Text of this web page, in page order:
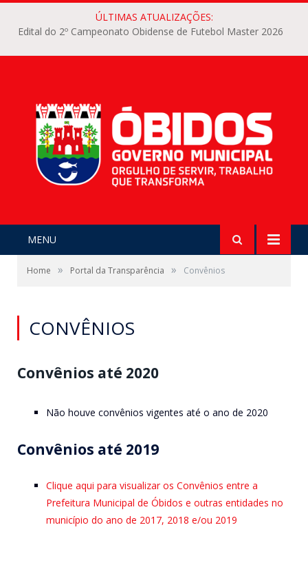
ÚLTIMAS ATUALIZAÇÕES:
Edital do 2º Campeonato Obidense de Futebol Master 2026
MENU
Home » Portal da Transparência » Convênios
CONVÊNIOS
Convênios até 2020
Não houve convênios vigentes até o ano de 2020
Convênios até 2019
Clique aqui para visualizar os Convênios entre a
Prefeitura Municipal de Óbidos e outras entidades no
município do ano de 2017, 2018 e/ou 2019